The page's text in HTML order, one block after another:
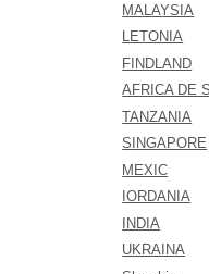
MALAYSIA
LETONIA
FINDLAND
AFRICA DE
TANZANIA
SINGAPORE
MEXIC
IORDANIA
INDIA
UKRAINA